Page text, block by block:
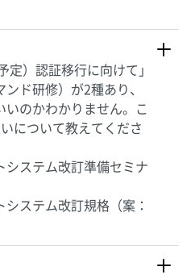
定）認証移行に向けて」
ド研修）が2種あり、
いのかわかりません。こ
について教えてくださ
ステム改訂準備セミナ
ステム改訂規格（案：